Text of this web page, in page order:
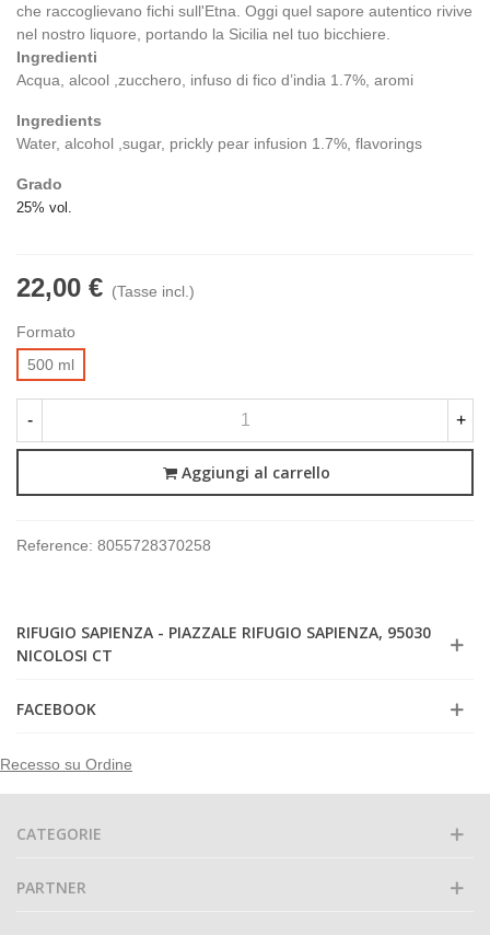
che raccoglievano fichi sull'Etna. Oggi quel sapore autentico rivive
nel nostro liquore, portando la Sicilia nel tuo bicchiere.
Ingredienti
Acqua, alcool ,zucchero, infuso di fico d’india 1.7%, aromi
Ingredients
Water, alcohol ,sugar, prickly pear infusion 1.7%, flavorings
Grado
25% vol.
22,00 € (Tasse incl.)
Formato
500 ml
- +
Aggiungi al carrello
Reference: 8055728370258
RIFUGIO SAPIENZA - PIAZZALE RIFUGIO SAPIENZA, 95030
NICOLOSI CT
FACEBOOK
Recesso su Ordine
CATEGORIE
PARTNER